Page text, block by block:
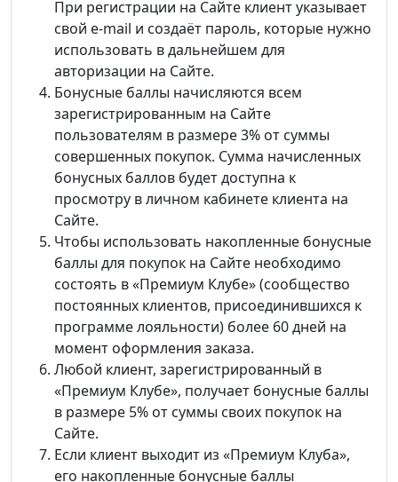
При регистрации на Сайте клиент указывает
свой e-mail и создаёт пароль, которые нужно
использовать в дальнейшем для
авторизации на Сайте.
Бонусные баллы начисляются всем
зарегистрированным на Сайте
пользователям в размере 3% от суммы
совершенных покупок. Сумма начисленных
бонусных баллов будет доступна к
просмотру в личном кабинете клиента на
Сайте.
Чтобы использовать накопленные бонусные
баллы для покупок на Сайте необходимо
состоять в «Премиум Клубе» (сообщество
постоянных клиентов, присоединившихся к
программе лояльности) более 60 дней на
момент оформления заказа.
Любой клиент, зарегистрированный в
«Премиум Клубе», получает бонусные баллы
в размере 5% от суммы своих покупок на
Сайте.
Если клиент выходит из «Премиум Клуба»,
его накопленные бонусные баллы